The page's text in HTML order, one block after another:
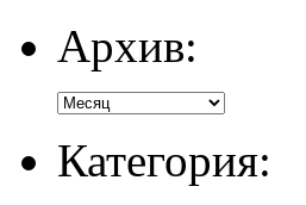
Архив:
Категория: